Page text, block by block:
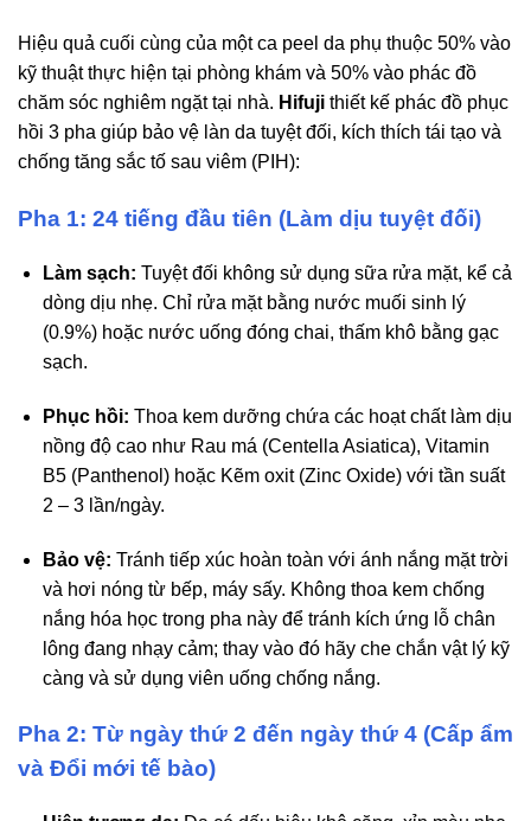
Hiệu quả cuối cùng của một ca peel da phụ thuộc 50% vào
kỹ thuật thực hiện tại phòng khám và 50% vào phác đồ
chăm sóc nghiêm ngặt tại nhà. Hifuji thiết kế phác đồ phục
hồi 3 pha giúp bảo vệ làn da tuyệt đối, kích thích tái tạo và
chống tăng sắc tố sau viêm (PIH):
Pha 1: 24 tiếng đầu tiên (Làm dịu tuyệt đối)
Làm sạch: Tuyệt đối không sử dụng sữa rửa mặt, kể cả
dòng dịu nhẹ. Chỉ rửa mặt bằng nước muối sinh lý
(0.9%) hoặc nước uống đóng chai, thấm khô bằng gạc
sạch.
Phục hồi: Thoa kem dưỡng chứa các hoạt chất làm dịu
nồng độ cao như Rau má (Centella Asiatica), Vitamin
B5 (Panthenol) hoặc Kẽm oxit (Zinc Oxide) với tần suất
2 – 3 lần/ngày.
Bảo vệ: Tránh tiếp xúc hoàn toàn với ánh nắng mặt trời
và hơi nóng từ bếp, máy sấy. Không thoa kem chống
nắng hóa học trong pha này để tránh kích ứng lỗ chân
lông đang nhạy cảm; thay vào đó hãy che chắn vật lý kỹ
càng và sử dụng viên uống chống nắng.
Pha 2: Từ ngày thứ 2 đến ngày thứ 4 (Cấp ẩm
và Đổi mới tế bào)